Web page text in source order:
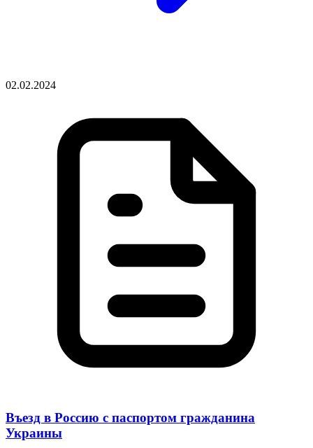
02.02.2024
Въезд в Россию с паспортом гражданина
Украины